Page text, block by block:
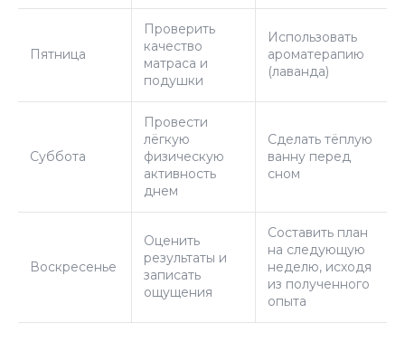
Пятница
Проверить
качество
матраса и
подушки
Использовать
ароматерапию
(лаванда)
Суббота
Провести
лёгкую
физическую
активность
днем
Сделать тёплую
ванну перед
сном
Воскресенье
Оценить
результаты и
записать
ощущения
Составить план
на следующую
неделю, исходя
из полученного
опыта